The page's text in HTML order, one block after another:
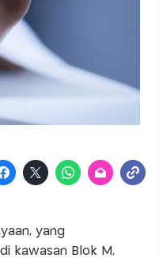
yang
kawasan Blok M,